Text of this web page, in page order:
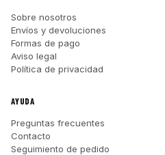
Sobre nosotros
Envíos y devoluciones
Formas de pago
Aviso legal
Política de privacidad
AYUDA
Preguntas frecuentes
Contacto
Seguimiento de pedido